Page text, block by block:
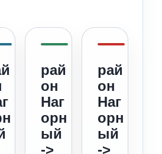
рай
он
Наг
орн
ый
->
рай
он
Наг
орн
ый
->